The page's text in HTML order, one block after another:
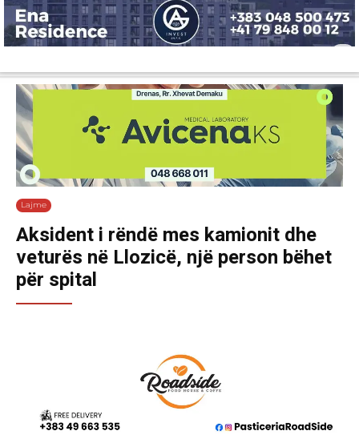
Lajme
Aksident i rëndë mes kamionit dhe
veturës në Llozicë, një person bëhet
për spital